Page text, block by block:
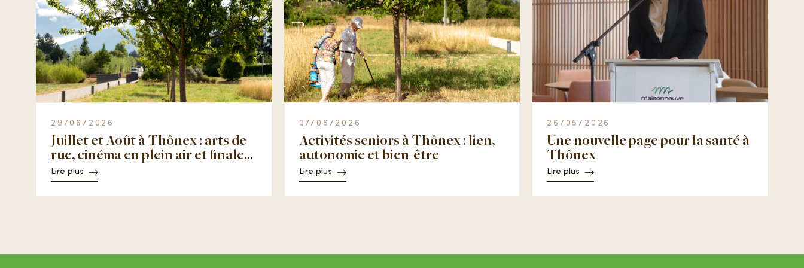
29/06/2026
Juillet et Août à Thônex : arts de
rue, cinéma en plein air et finale
de la Coupe du monde
Lire plus
07/06/2026
Activités seniors à Thônex : lien,
autonomie et bien-être
Lire plus
26/05/2026
Une nouvelle page pour la santé à
Thônex
Lire plus